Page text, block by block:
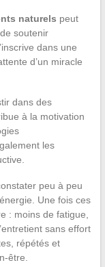
naturels peut
soutenir
dans une
d’un miracle
dans des
à la motivation
les
peu à peu
Une fois ces
: moins de fatigue,
sans effort
répétés et
être.